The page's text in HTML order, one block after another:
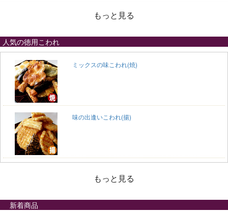
もっと見る
人気の徳用こわれ
ミックスの味こわれ(焼)
味の出逢いこわれ(揚)
もっと見る
新着商品